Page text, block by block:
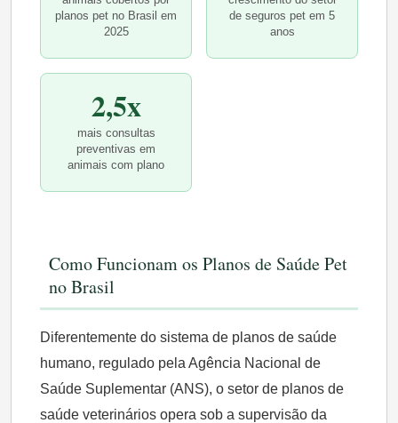
planos pet no Brasil em
2025
de seguros pet em 5
anos
2,5x
mais consultas
preventivas em
animais com plano
Como Funcionam os Planos de Saúde Pet
no Brasil
Diferentemente do sistema de planos de saúde
humano, regulado pela Agência Nacional de
Saúde Suplementar (ANS), o setor de planos de
saúde veterinários opera sob a supervisão da